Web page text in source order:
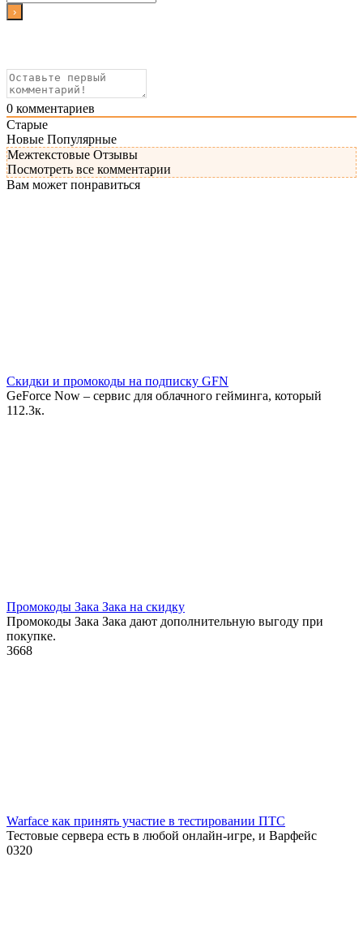
0 комментариев
Старые
Новые Популярные
Межтекстовые Отзывы
Посмотреть все комментарии
Вам может понравиться
Скидки и промокоды на подписку GFN
GeForce Now – сервис для облачного гейминга, который
11 2.3к.
Промокоды Зака Зака на скидку
Промокоды Зака Зака дают дополнительную выгоду при
покупке.
3668
Warface как принять участие в тестировании ПТС
Тестовые сервера есть в любой онлайн-игре, и Варфейс
0320